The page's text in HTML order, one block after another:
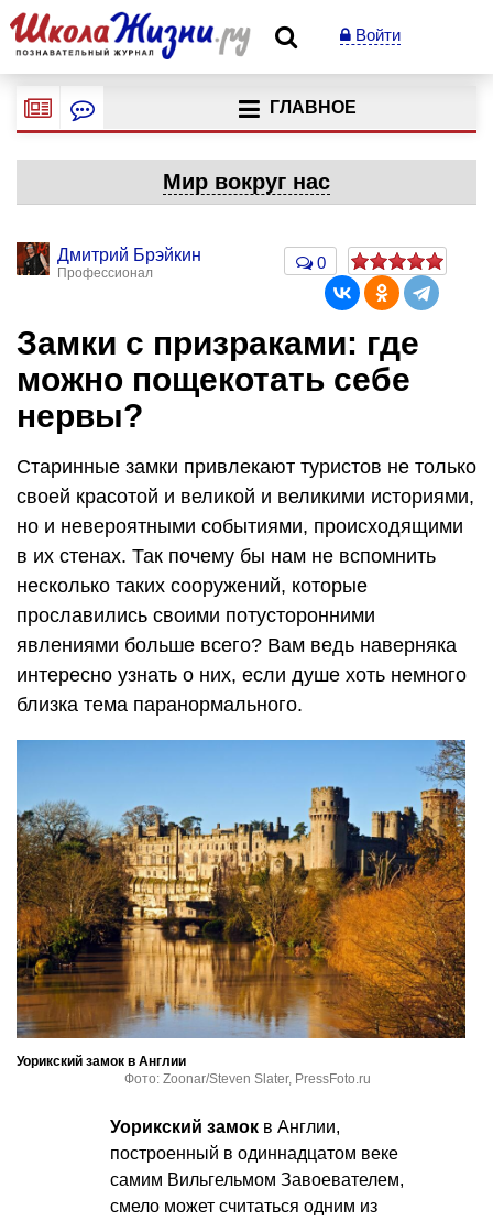
Войти
ГЛАВНОЕ
Мир вокруг нас
Дмитрий Брэйкин
Профессионал
0
Замки с призраками: где
можно пощекотать себе
нервы?
Старинные замки привлекают туристов не только
своей красотой и великой и великими историями,
но и невероятными событиями, происходящими
в их стенах. Так почему бы нам не вспомнить
несколько таких сооружений, которые
прославились своими потусторонними
явлениями больше всего? Вам ведь наверняка
интересно узнать о них, если душе хоть немного
близка тема паранормального.
Уорикский замок в Англии
Фото: Zoonar/Steven Slater, PressFoto.ru
Уорикский замок в Англии,
построенный в одиннадцатом веке
самим Вильгельмом Завоевателем,
смело может считаться одним из